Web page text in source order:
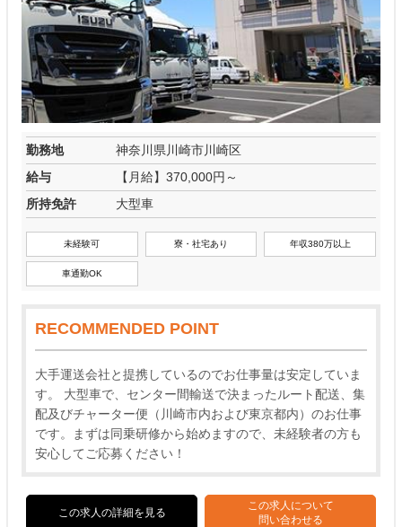
勤務地
神奈川県川崎市川崎区
給与
【月給】370,000円～
所持免許
大型車
未経験可 寮・社宅あり 年収380万以上
車通勤OK
RECOMMENDED POINT
大手運送会社と提携しているのでお仕事量は安定していま
す。 大型車で、センター間輸送で決まったルート配送、集
配及びチャーター便（川崎市内および東京都内）のお仕事
です。まずは同乗研修から始めますので、未経験者の方も
安心してご応募ください！
この求人の詳細を見る
この求人について
問い合わせる